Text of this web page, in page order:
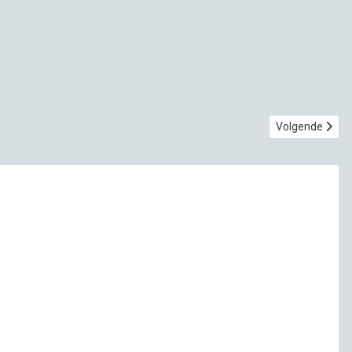
Volgende
Volgende